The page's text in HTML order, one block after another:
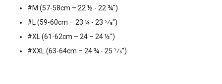
#M (57-58cm – 22 ½ - 22 ¾")
#L (59-60cm – 23 ¼ - 23 5⁄8")
#XL (61-62cm – 24 – 24 ½")
#XXL (63-64cm – 24 ¾ - 25 1⁄5")